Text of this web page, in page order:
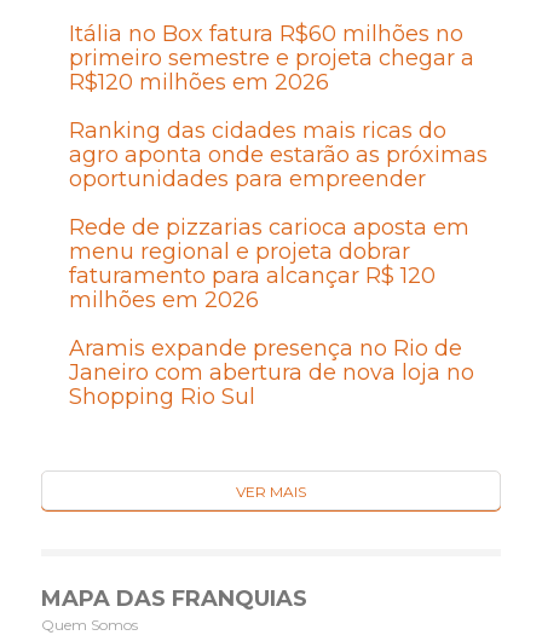
Itália no Box fatura R$60 milhões no
primeiro semestre e projeta chegar a
R$120 milhões em 2026
Ranking das cidades mais ricas do
agro aponta onde estarão as próximas
oportunidades para empreender
Rede de pizzarias carioca aposta em
menu regional e projeta dobrar
faturamento para alcançar R$ 120
milhões em 2026
Aramis expande presença no Rio de
Janeiro com abertura de nova loja no
Shopping Rio Sul
VER MAIS
MAPA DAS FRANQUIAS
Quem Somos